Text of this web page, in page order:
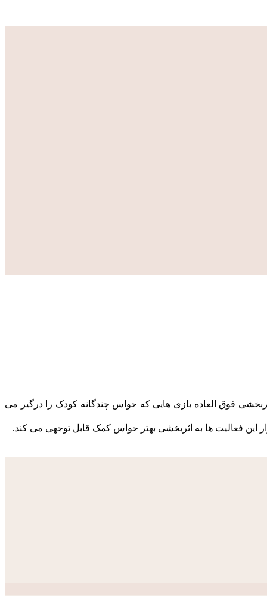
فوق العاده بازی هایی که حواس چندگانه کودک را درگیر می
فعالیت ها به اثربخشی بهتر حواس کمک قابل توجهی می کند.